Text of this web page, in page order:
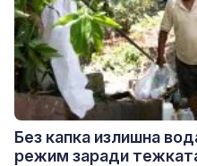
Без капка излишна
режим заради